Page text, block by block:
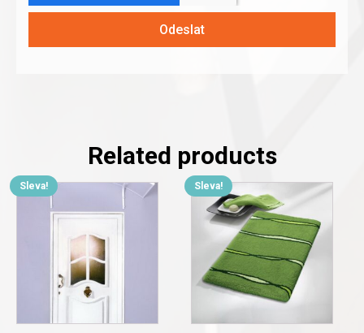
Odeslat
Related products
Sleva! Sleva!
This
product
has
multiple
variants.
The
options
be